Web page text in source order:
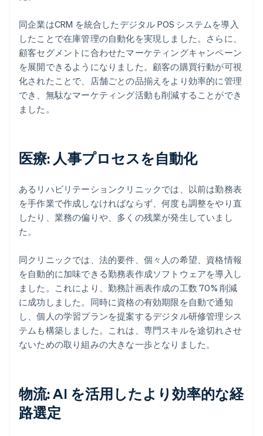
同企業はCRM を統合したデジタル POS システムを導入
したことで在庫管理の自動化を実現しました。さらに、
顧客セグメントに合わせたマーケティングキャンペーン
を展開できるようになりました。顧客の購買行動が可視
化されたことで、店舗ごとの品揃えをより効率的に管理
でき、無駄なマーケティング活動も削減することができ
ました。
医療: 人事プロセスを自動化
あるリハビリテーションクリニックでは、以前は勤務表
を手作業で作成しなければならず、何度も調整をやり直
したり、業務の偏りや、多くの残業が発生していまし
た。
同クリニックでは、法的要件、個々人の希望、資格情報
を自動的に加味できる勤務表作成ソフトウェアを導入し
ました。これにより、勤務計画表作成の工数 70% 削減
に成功しました。同時に資格の有効期限を自動で通知
し、個人の学習プランを提案するデジタル研修管理シス
テムも構築しました。これは、専門スキルを途切れさせ
ないための取り組みの大きな一歩となりました。
物流: AI を活用したより効率的な経
路選定